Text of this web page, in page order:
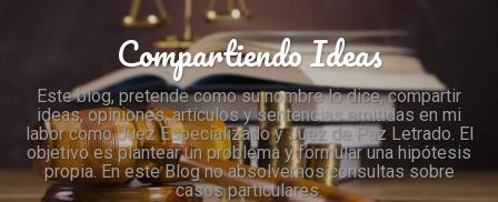
Compartiendo Ideas
Este blog, pretende como su nombre lo dice, compartir
ideas, opiniones, artículos y sentencias emitidas en mi
labor como Juez Especializado y Juez de Paz Letrado. El
objetivo es plantear un problema y formular una hipótesis
propia. En este Blog no absolvemos consultas sobre
casos particulares.